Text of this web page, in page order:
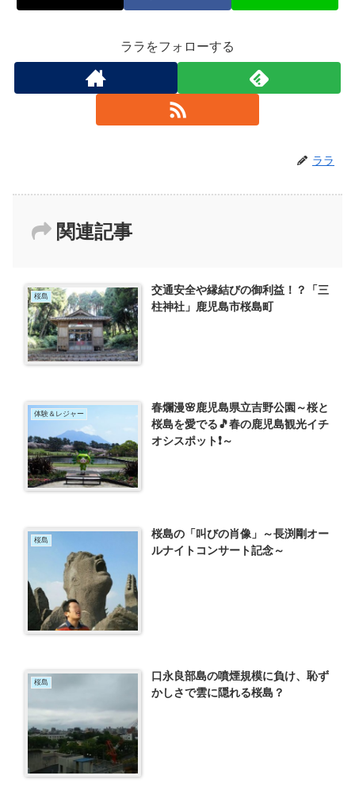
ララをフォローする
ララ
関連記事
桜島
交通安全や縁結びの御利益！？「三
柱神社」鹿児島市桜島町
体験＆レジャー
春爛漫🌸鹿児島県立吉野公園～桜と
桜島を愛でる🎵春の鹿児島観光イチ
オシスポット❗～
桜島
桜島の「叫びの肖像」～長渕剛オー
ルナイトコンサート記念～
桜島
口永良部島の噴煙規模に負け、恥ず
かしさで雲に隠れる桜島？